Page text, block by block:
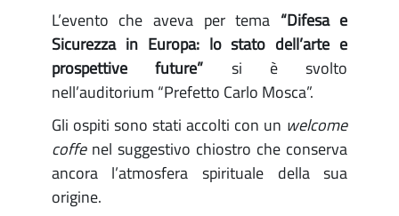
L’evento che aveva per tema “Difesa e
Sicurezza in Europa: lo stato dell’arte e
prospettive future” si è svolto
nell’auditorium “Prefetto Carlo Mosca”.
Gli ospiti sono stati accolti con un welcome
coffenel suggestivo chiostro che conserva
ancora l’atmosfera spirituale della sua
origine.